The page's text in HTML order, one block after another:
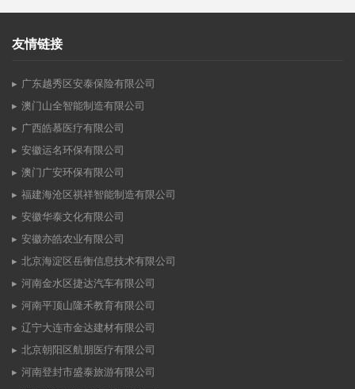
友情链接
广东越秀区安泰保险有限公司
澳门山全智能制造有限公司
广西皓慕医疗有限公司
安徽运名环保有限公司
澳门广安环保有限公司
福建海沧区祺祥智能制造有限公司
安徽华泰文化有限公司
安徽亦皓农业有限公司
北京海淀区岳衡信息技术有限公司
河南金水区捷达汽车有限公司
河南平顶山隆禾教育有限公司
辽宁大连市金达建材有限公司
北京朝阳区航朋医疗有限公司
河南登封市盛泰旅游有限公司